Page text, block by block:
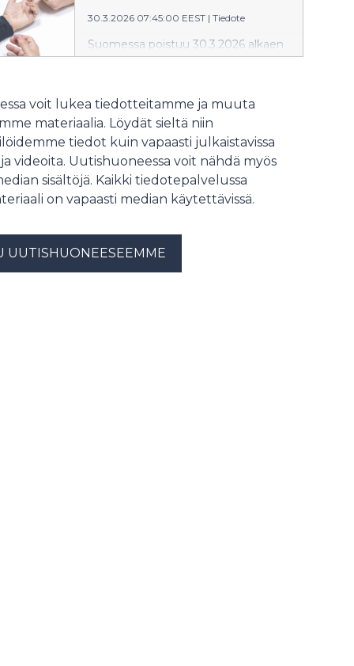
30.3.2026 07:45:00 EEST | Tiedote
Suomessa poistuu 30.3.2026 alkaen
pysyvä verenluovutuskielto
Samana päivänä ensiluovuttajan
ikäraja nousee 65 vuoteen.
Muutosten myötä verenluovutus on
mahdollista yhä useammalle.
voit lukea tiedotteitamme ja muuta
materiaalia. Löydät sieltä niin
tiedot kuin vapaasti julkaistavissa
videoita. Uutishuoneessa voit nähdä myös
sisältöjä. Kaikki tiedotepalvelussa
on vapaasti median käytettävissä.
UUTISHUONEESEEMME